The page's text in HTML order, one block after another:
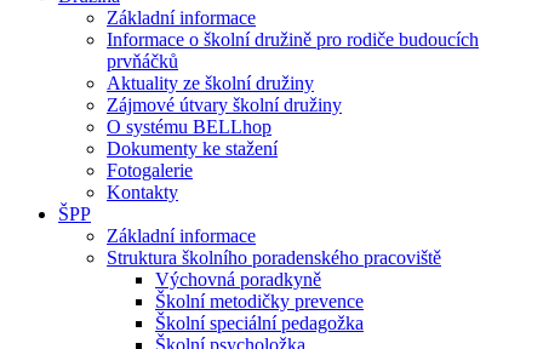
Základní informace
Informace o školní družině pro rodiče budoucích
prvňáčků
Aktuality ze školní družiny
Zájmové útvary školní družiny
O systému BELLhop
Dokumenty ke stažení
Fotogalerie
Kontakty
ŠPP
Základní informace
Struktura školního poradenského pracoviště
Výchovná poradkyně
Školní metodičky prevence
Školní speciální pedagožka
Školní psycholožka